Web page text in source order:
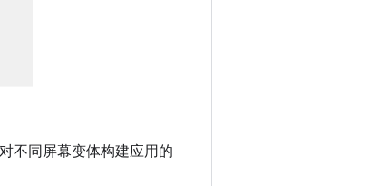
不同屏幕变体构建应用的